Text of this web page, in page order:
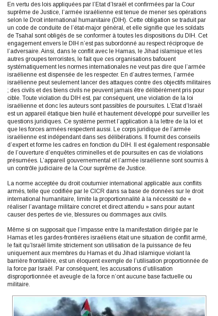
En vertu des lois appliquées par l’Etat d’Israël et confirmées par la Cour
suprême de Justice, l’armée israélienne est tenue de mener ses opérations
selon le Droit international humanitaire (DIH). Cette obligation se traduit par
un code de conduite de l’état-major général, et elle signifie que les soldats
de Tsahal sont obligés de se conformer à toutes les dispositions du DIH. Cet
engagement envers le DIH n’est pas subordonné au respect réciproque de
l’adversaire. Ainsi, dans le conflit avec le Hamas, le Jihad islamique et les
autres groupes terroristes, le fait que ces organisations bafouent
systématiquement les normes internationales ne veut pas dire que l’armée
israélienne est dispensée de les respecter. En d’autres termes, l’armée
israélienne peut seulement lancer des attaques contre des objectifs militaires
; des civils et des biens civils ne peuvent jamais être délibérément pris pour
cible. Toute violation du DIH est, par conséquent, une violation de la loi
israélienne et donc les auteurs sont passibles de poursuites. L’Etat d’Israël
est un appareil étatique bien huilé et hautement développé pour surveiller les
questions juridiques. Ce système permet l’application à la lettre de la loi et
que les forces armées respectent aussi. Le corps juridique de l’armée
israélienne est indépendant dans ses délibérations. Il fournit des conseils
d’expert et forme les cadres en fonction du DIH. Il est également responsable
de l’ouverture d’enquêtes criminelles et de poursuites en cas de violations
présumées. L’appareil gouvernemental et l’armée israélienne sont soumis à
un contrôle judiciaire de la Cour suprême de Justice.
La norme acceptée du droit coutumier international applicable aux conflits
armés, telle que codifiée par le CICR dans sa base de données sur le droit
international humanitaire, limite la proportionnalité à la nécessité de «
réaliser l’avantage militaire concret et direct attendu » sans pour autant
causer des pertes de vie, blessures ou dommages aux civils.
Même si on supposait que l’impasse entre la manifestation dirigée par le
Hamas et les gardes-frontières israéliens était une situation de conflit armé,
le fait qu’Israël limite strictement son utilisation de la puissance de feu
uniquement aux membres du Hamas et du Jihad islamique violant la
barrière frontalière, est un éloquent exemple de l’utilisation proportionnée de
la force par Israël. Par conséquent, les accusations d’utilisation
disproportionnée et aveugle de la force n’ont aucune base factuelle ou
militaire.